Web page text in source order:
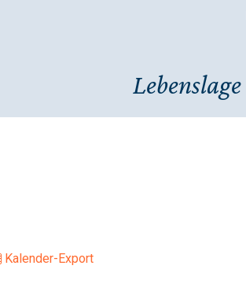
Lebenslage
Kalender-Export